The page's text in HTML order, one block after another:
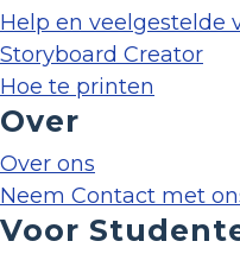
Help en veelgestelde
Storyboard Creator
Hoe te printen
Over
Over ons
Neem Contact met
Voor